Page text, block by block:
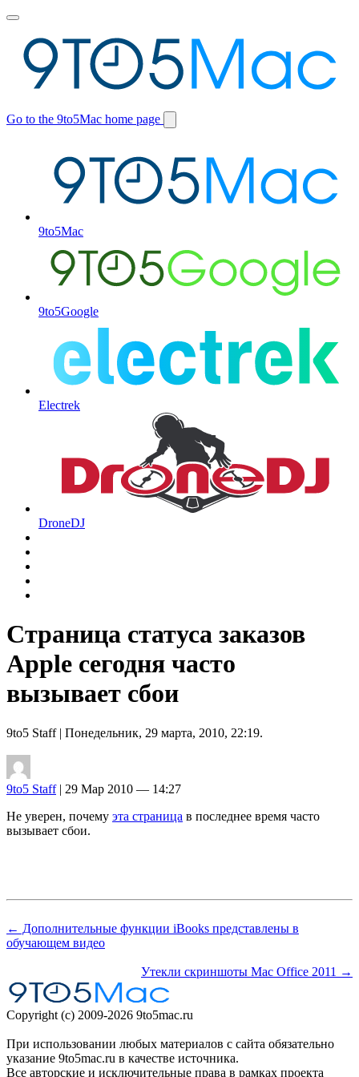
Toggle
menu
Go to the 9to5Mac home page
Switch
9to5Mac
9to5Google
Electrek
DroneDJ
Страница статуса заказов
Apple сегодня часто
вызывает сбои
9to5 Staff| Понедельник, 29 марта, 2010, 22:19.
9to5 Staff| 29 Мар 2010 — 14:27
Не уверен, почему эта страница в последнее время часто
вызывает сбои.
← Дополнительные функции iBooks представлены в
обучающем видео
Утекли скриншоты Mac Office 2011 →
Copyright (c) 2009-2026 9to5mac.ru
При использовании любых материалов с сайта обязательно
указание 9to5mac.ru в качестве источника.
Все авторские и исключительные права в рамках проекта